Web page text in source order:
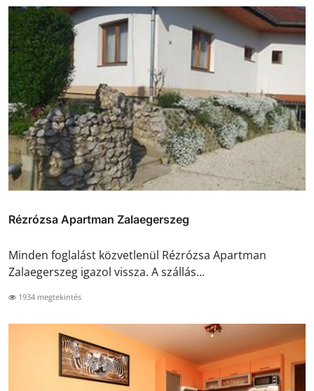
Rézrózsa Apartman Zalaegerszeg
Minden foglalást közvetlenül Rézrózsa Apartman
Zalaegerszeg igazol vissza. A szállás...
1934 megtekintés